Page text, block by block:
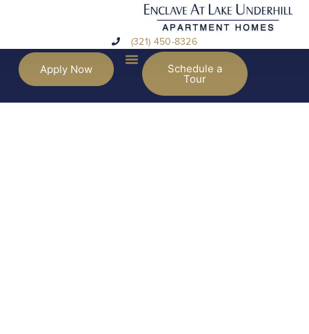
(321) 450-8326
Apply Now Schedule a
Tour